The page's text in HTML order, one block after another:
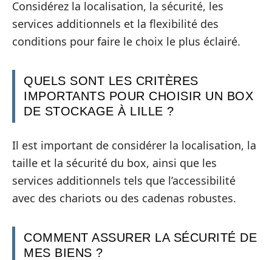
Considérez la localisation, la sécurité, les
services additionnels et la flexibilité des
conditions pour faire le choix le plus éclairé.
QUELS SONT LES CRITÈRES
IMPORTANTS POUR CHOISIR UN BOX
DE STOCKAGE À LILLE ?
Il est important de considérer la localisation, la
taille et la sécurité du box, ainsi que les
services additionnels tels que l’accessibilité
avec des chariots ou des cadenas robustes.
COMMENT ASSURER LA SÉCURITÉ DE
MES BIENS ?